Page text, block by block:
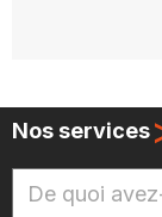
Nos services